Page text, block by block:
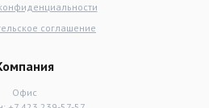
соглашение
Офис